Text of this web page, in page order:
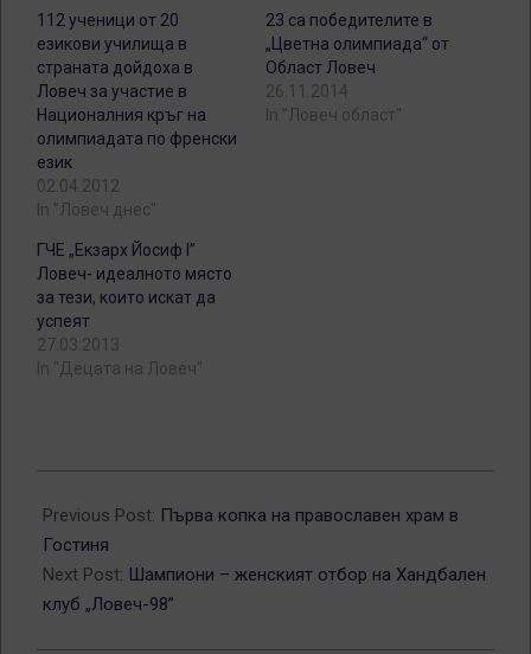
112 ученици от 20
езикови училища в
страната дойдоха в
Ловеч за участие в
Националния кръг на
олимпиадата по френски
език
02.04.2012
In "Ловеч днес"
23 са победителите в
„Цветна олимпиада“ от
Област Ловеч
26.11.2014
In "Ловеч област"
ГЧЕ „Екзарх Йосиф I”
Ловеч- идеалното място
за тези, които искат да
успеят
27.03.2013
In "Децата на Ловеч"
03-
26
Previous Post: Първа копка на православен храм в
Гостиня
Next Post: Шампиони – женският отбор на Хандбален
клуб „Ловеч-98”